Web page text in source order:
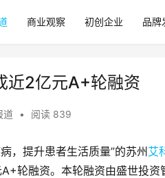
商业观察 初创企业 品牌
近2亿元A+轮融资
道 • 阅读 839
，提升患者生活质量”的苏州 艾
轮融资。本轮融资由盛世投